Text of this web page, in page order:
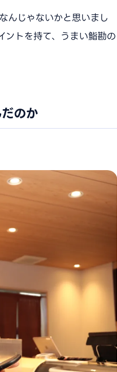
んじゃないかと思いまし
ントを持て、うまい鮨勘の
のか